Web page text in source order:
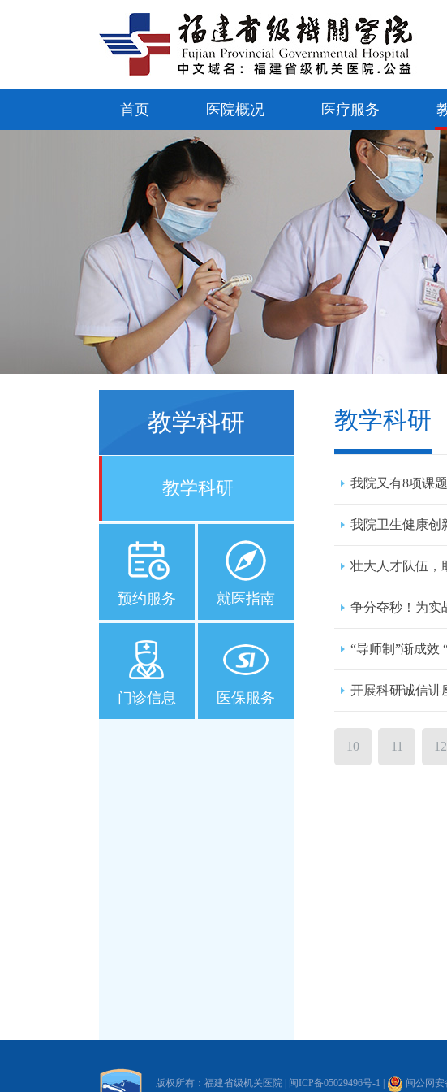
首页 医院概况 医疗服务
教学科研
教学科研
预约服务 就医指南
门诊信息 医保服务
教学科研
我院又有8项课
我院卫生健康创
壮大人才队伍，
争分夺秒！为实
“导师制”渐成
开展科研诚信讲
10 11 12
版权所有：福建省级机关医院 | 闽ICP备05029496号-1 闽公网安